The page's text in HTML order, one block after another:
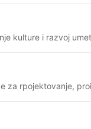
kulture i razvoj
za rpojektovanje,